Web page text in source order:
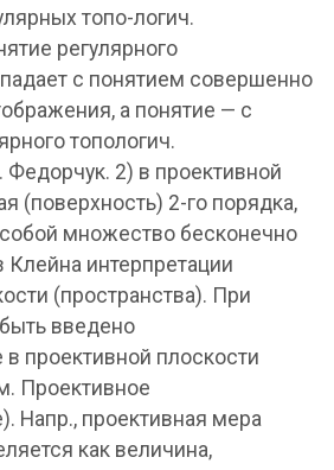
топо-логич.
регулярного
с понятием совершенно
а понятие — с
топологич.
Федорчук. 2) в проективной
(поверхность) 2-го порядка,
множество бесконечно
Клейна интерпретации
(пространства). При
введено
проективной плоскости
Проективное
Напр., проективная мера
как величина,